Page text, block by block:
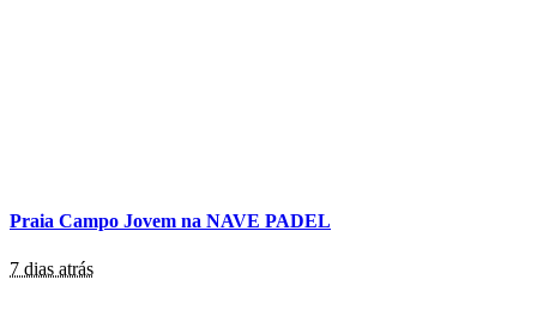
Praia Campo Jovem na NAVE PADEL
7 dias atrás